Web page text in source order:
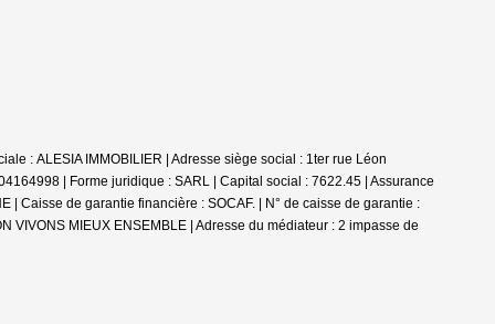
: ALESIA IMMOBILIER | Adresse siège social : 1ter rue Léon
| Forme juridique : SARL | Capital social : 7622.45 | Assurance
Caisse de garantie financière : SOCAF. | N° de caisse de garantie :
VIVONS MIEUX ENSEMBLE | Adresse du médiateur : 2 impasse de